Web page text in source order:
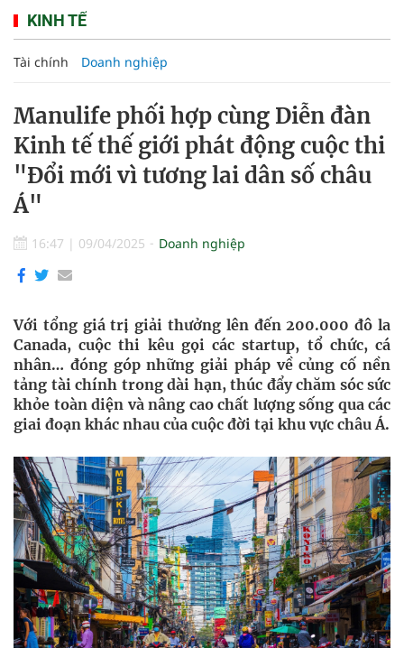
KINH TẾ
Tài chính Doanh nghiệp
Manulife phối hợp cùng Diễn đàn
Kinh tế thế giới phát động cuộc thi
"Đổi mới vì tương lai dân số châu
Á"
16:47 | 09/04/2025 Doanh nghiệp
Với tổng giá trị giải thưởng lên đến 200.000 đô la
Canada, cuộc thi kêu gọi các startup, tổ chức, cá
nhân… đóng góp những giải pháp về củng cố nền
tảng tài chính trong dài hạn, thúc đẩy chăm sóc sức
khỏe toàn diện và nâng cao chất lượng sống qua các
giai đoạn khác nhau của cuộc đời tại khu vực châu Á.